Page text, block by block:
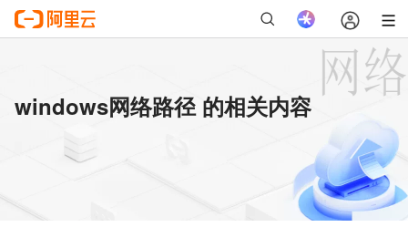
windows网络路径 的相关内容